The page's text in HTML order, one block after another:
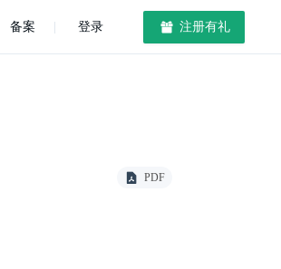
备案 登录 注册有礼
PDF